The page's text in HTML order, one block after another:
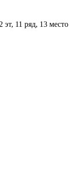
11 ряд, 13 место